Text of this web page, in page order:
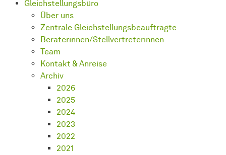
Gleichstellungsbüro
Über uns
Zentrale Gleichstellungsbeauftragte
Beraterinnen/Stellvertreterinnen
Team
Kontakt & Anreise
Archiv
2026
2025
2024
2023
2022
2021